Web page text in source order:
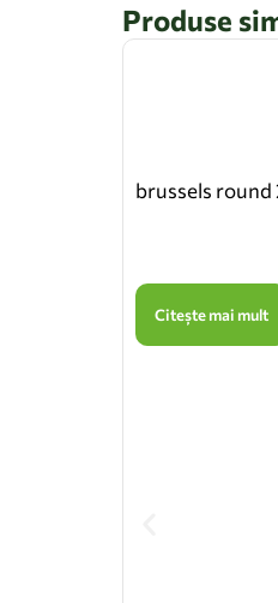
Produse
brussels
Citește mai mult